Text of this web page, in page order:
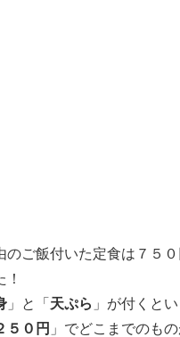
ご飯付いた定食は７５
」と「 天ぷら 」が付くと
５０円 」でどこまでのも